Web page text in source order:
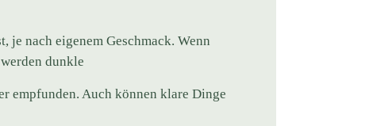
je nach eigenem Geschmack. Wenn
dunkle
empfunden. Auch können klare Dinge